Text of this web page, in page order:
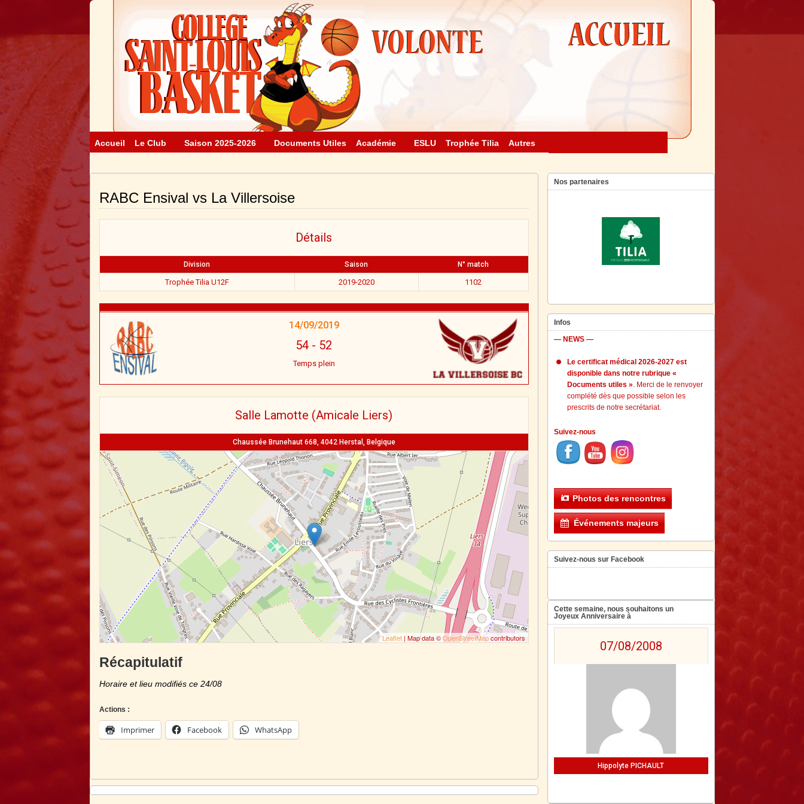
Accueil Le Club Saison 2025-2026 Documents Utiles Académie ESLU Trophée Tilia Autres
RABC Ensival vs La Villersoise
Détails
Division Saison N° match
Trophée Tilia U12F 2019-2020 1102
14/09/2019
54 - 52
Temps plein
Salle Lamotte (Amicale Liers)
Chaussée Brunehaut 668, 4042 Herstal, Belgique
Leaflet| Map data ©OpenStreetMapcontributors
Récapitulatif
Horaire et lieu modifiés ce 24/08
Actions :
Imprimer Facebook WhatsApp
Nos partenaires
Infos
— NEWS —
Le certificat médical 2026-2027 est
disponible dans notre rubrique «
Documents utiles ». Merci de le renvoyer
complété dès que possible selon les
prescrits de notre secrétariat.
Suivez-nous
Photos des rencontres
Événements majeurs
Suivez-nous sur Facebook
Cette semaine, nous souhaitons un
Joyeux Anniversaire à
07/08/2008
Hippolyte PICHAULT